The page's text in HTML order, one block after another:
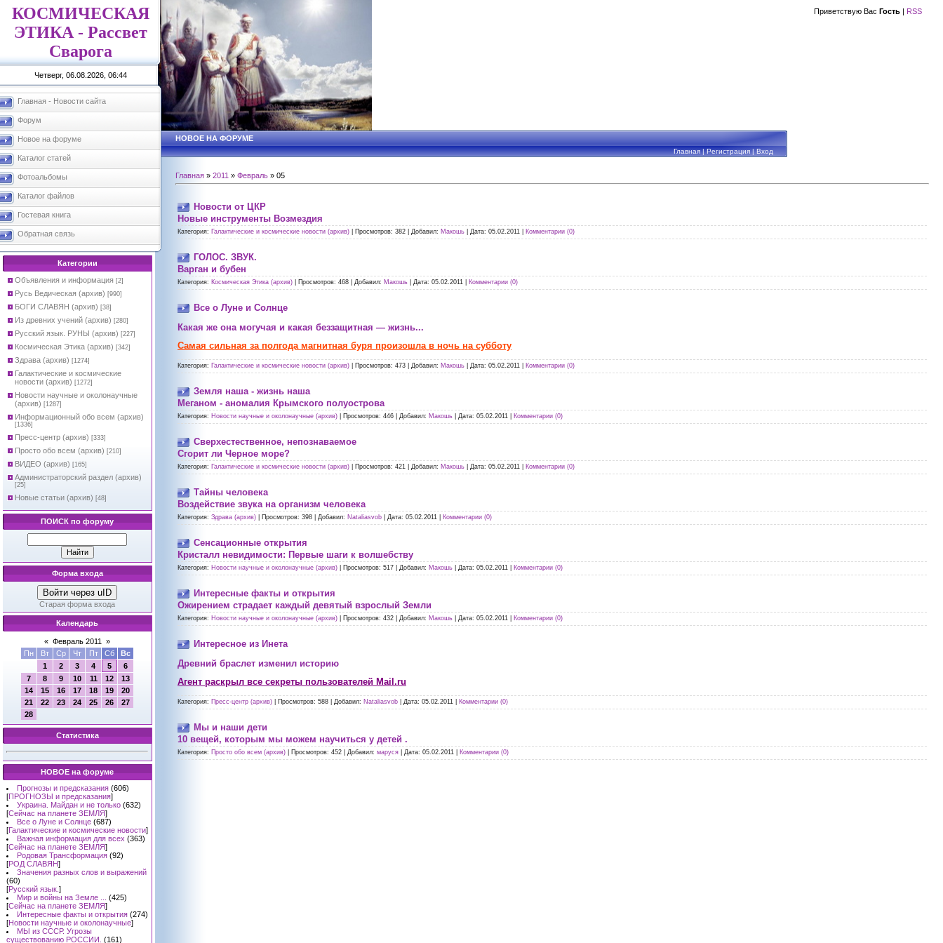
КОСМИЧЕСКАЯ
ЭТИКА - Рассвет
Сварога
Четверг, 06.08.2026, 06:44
Главная - Новости сайта
Форум
Новое на форуме
Каталог статей
Фотоальбомы
Каталог файлов
Гостевая книга
Обратная связь
Категории
Объявления и информация [2]
Русь Ведическая (архив) [990]
БОГИ СЛАВЯН (архив) [38]
Из древних учений (архив) [280]
Русский язык. РУНЫ (архив) [227]
Космическая Этика (архив) [342]
Здрава (архив) [1274]
Галактические и космические
новости (архив) [1272]
Новости научные и околонаучные
(архив) [1287]
Информационный обо всем (архив)
[1336]
Пресс-центр (архив) [333]
Просто обо всем (архив) [210]
ВИДЕО (архив) [165]
Администраторский раздел (архив)
[25]
Новые статьи (архив) [48]
ПОИСК по форуму
Форма входа
Войти через uID
Старая форма входа
Календарь
« Февраль 2011
»
Пн
Вт Ср Чт Пт Сб
Вс
1
2 3 4 5
6
7
8 9 10 11 12
13
14
15 16 17 18 19
20
21
22 23 24 25 26
27
28
Статистика
НОВОЕ на форуме
Прогнозы и предсказания (606)
[ПРОГНОЗЫ и предсказания]
Украина. Майдан и не только (632)
[Сейчас на планете ЗЕМЛЯ]
Все о Луне и Солнце (687)
[Галактические и космические новости]
Важная информация для всех (363)
[Сейчас на планете ЗЕМЛЯ]
Родовая Трансформация (92)
[РОД СЛАВЯН]
Значения разных слов и выражений
(60)
[Русский язык. ]
Мир и войны на Земле ...
(425)
[Сейчас на планете ЗЕМЛЯ]
Интересные факты и открытия (274)
[Новости научные и околонаучные]
МЫ из СССР. Угрозы
существованию РОССИИ. (161)
Приветствую Вас Гость | RSS
НОВОЕ НА ФОРУМЕ
Главная|Регистрация|Вход
Главная » 2011 » Февраль » 05
Новости от ЦКР
Новые инструменты Возмездия
Категория: Галактические и космические новости (архив) Просмотров: 382 Добавил: Макошь Дата: 05.02.2011 Комментарии (0)
ГОЛОС. ЗВУК.
Варган и бубен
Категория: Космическая Этика (архив) Просмотров: 468 Добавил: Макошь Дата: 05.02.2011 Комментарии (0)
Все о Луне и Солнце
Какая же она могучая и какая беззащитная — жизнь...
Самая сильная за полгода магнитная буря произошла в ночь на субботу
Категория: Галактические и космические новости (архив) Просмотров: 473 Добавил: Макошь Дата: 05.02.2011 Комментарии (0)
Земля наша - жизнь наша
Меганом - аномалия Крымского полуострова
Категория: Новости научные и околонаучные (архив) Просмотров: 446 Добавил: Макошь Дата: 05.02.2011 Комментарии (0)
Сверхестественное, непознаваемое
Сгорит ли Черное море?
Категория: Галактические и космические новости (архив) Просмотров: 421 Добавил: Макошь Дата: 05.02.2011 Комментарии (0)
Тайны человека
Воздействие звука на организм человека
Категория: Здрава (архив) Просмотров: 398 Добавил: Nataliasvob Дата: 05.02.2011 Комментарии (0)
Сенсационные открытия
Кристалл невидимости: Первые шаги к волшебству
Категория: Новости научные и околонаучные (архив) Просмотров: 517 Добавил: Макошь Дата: 05.02.2011 Комментарии (0)
Интересные факты и открытия
Ожирением страдает каждый девятый взрослый Земли
Категория: Новости научные и околонаучные (архив) Просмотров: 432 Добавил: Макошь Дата: 05.02.2011 Комментарии (0)
Интересное из Инета
Древний браслет изменил историю
Агент раскрыл все секреты пользователей Mail.ru
Категория: Пресс-центр (архив) Просмотров: 588 Добавил: Nataliasvob Дата: 05.02.2011 Комментарии (0)
Мы и наши дети
10 вещей, которым мы можем научиться у детей .
Категория: Просто обо всем (архив) Просмотров: 452 Добавил: маруся Дата: 05.02.2011 Комментарии (0)